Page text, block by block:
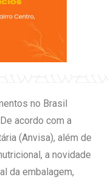
no Brasil
acordo com a
(Anvisa), além de
a novidade
da embalagem,